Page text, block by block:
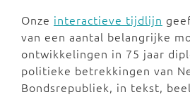
Onze interactieve tijdlijn
van een aantal belangrijke
ontwikkelingen in 75 jaar
politieke betrekkingen van
Bondsrepubliek, in tekst,